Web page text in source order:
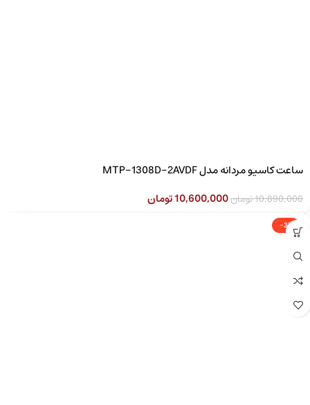
ساعت کاسیو مردانه مدل MTP-1308D-2AVDF
10,890,000تومان10,600,000تومان
-3%